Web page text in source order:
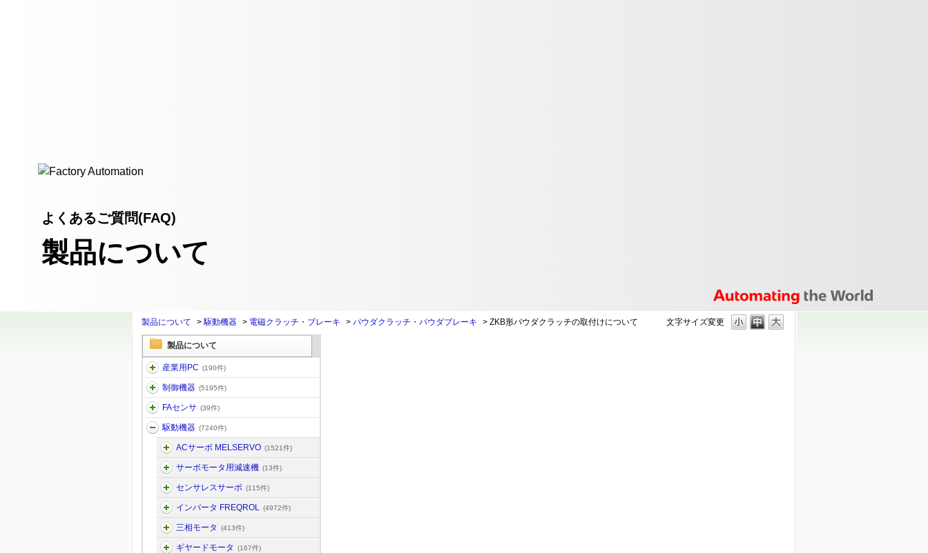
よくあるご質問(FAQ)
製品について
文字サイズ変更
製品について >駆動機器 > 電磁クラッチ・ブレーキ > パウダクラッチ・パウダブレーキ > ZKB形パウダクラッチの取付けについて
製品について
産業用PC (190件)
制御機器 (5195件)
FAセンサ (39件)
駆動機器 (7240件)
ACサーボ MELSERVO (1521件)
サーボモータ用減速機 (13件)
センサレスサーボ (115件)
インバータ FREQROL (4972件)
三相モータ (413件)
ギヤードモータ (167件)